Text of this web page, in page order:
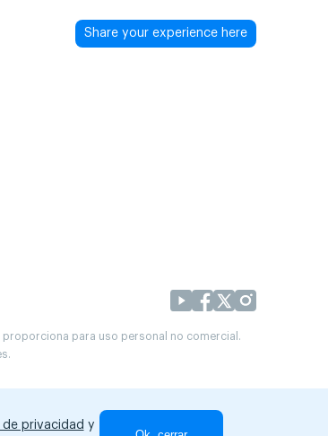
Share your experience here
para uso personal no comercial.
de privacidad y